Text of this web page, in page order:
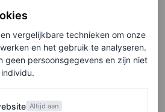
je een vintage tas
kopen? Deze iconische
hebben
tijdloos te zijn
vergelijkbare technieken om onze
en het gebruik te analyseren.
geen persoonsgegevens en zijn niet
Altijd aan